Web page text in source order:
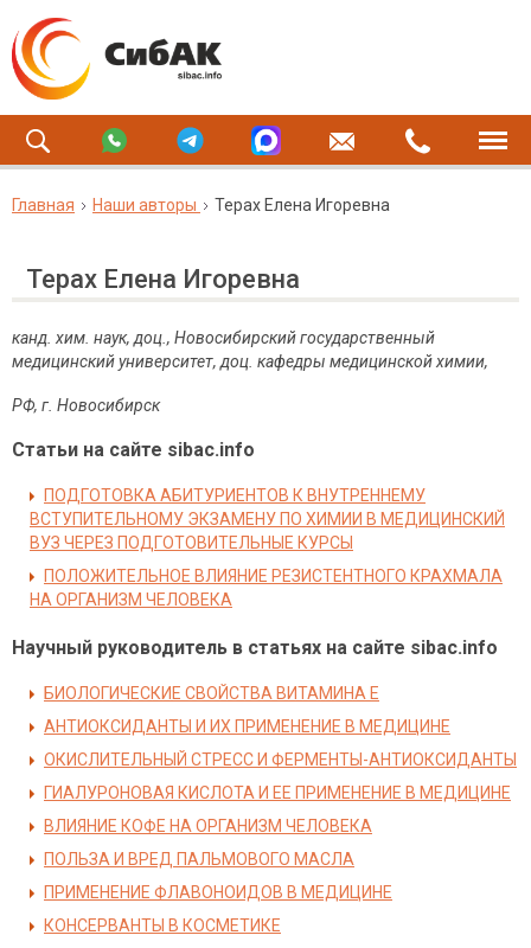
Главная Наши авторы Терах Елена Игоревна
Терах Елена Игоревна
канд. хим. наук, доц., Новосибирский государственный
медицинский университет, доц. кафедры медицинской химии,
РФ, г. Новосибирск
Статьи на сайте sibac.info
ПОДГОТОВКА АБИТУРИЕНТОВ К ВНУТРЕННЕМУ
ВСТУПИТЕЛЬНОМУ ЭКЗАМЕНУ ПО ХИМИИ В МЕДИЦИНСКИЙ
ВУЗ ЧЕРЕЗ ПОДГОТОВИТЕЛЬНЫЕ КУРСЫ
ПОЛОЖИТЕЛЬНОЕ ВЛИЯНИЕ РЕЗИСТЕНТНОГО КРАХМАЛА
НА ОРГАНИЗМ ЧЕЛОВЕКА
Научный руководитель в статьях на сайте sibac.info
БИОЛОГИЧЕСКИЕ СВОЙСТВА ВИТАМИНА Е
АНТИОКСИДАНТЫ И ИХ ПРИМЕНЕНИЕ В МЕДИЦИНЕ
ОКИСЛИТЕЛЬНЫЙ СТРЕСС И ФЕРМЕНТЫ-АНТИОКСИДАНТЫ
ГИАЛУРОНОВАЯ КИСЛОТА И ЕЕ ПРИМЕНЕНИЕ В МЕДИЦИНЕ
ВЛИЯНИЕ КОФЕ НА ОРГАНИЗМ ЧЕЛОВЕКА
ПОЛЬЗА И ВРЕД ПАЛЬМОВОГО МАСЛА
ПРИМЕНЕНИЕ ФЛАВОНОИДОВ В МЕДИЦИНЕ
КОНСЕРВАНТЫ В КОСМЕТИКЕ